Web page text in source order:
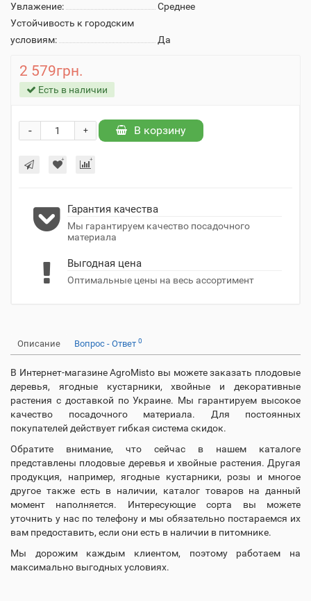
Увлажение:
Среднее
Устойчивость к городским
условиям:
Да
2 579грн.
Есть в наличии
+
- В корзину
Гарантия качества
Мы гарантируем качество посадочного
материала
Выгодная цена
Оптимальные цены на весь ассортимент
Описание Вопрос - Ответ 0
В Интернет-магазине AgroMisto вы можете заказать плодовые
деревья, ягодные кустарники, хвойные и декоративные
растения с доставкой по Украине. Мы гарантируем высокое
качество посадочного материала. Для постоянных
покупателей действует гибкая система скидок.
Обратите внимание, что сейчас в нашем каталоге
представлены плодовые деревья и хвойные растения. Другая
продукция, например, ягодные кустарники, розы и многое
другое также есть в наличии, каталог товаров на данный
момент наполняется. Интересующие сорта вы можете
уточнить у нас по телефону и мы обязательно постараемся их
вам предоставить, если они есть в наличии в питомнике.
Мы дорожим каждым клиентом, поэтому работаем на
максимально выгодных условиях.